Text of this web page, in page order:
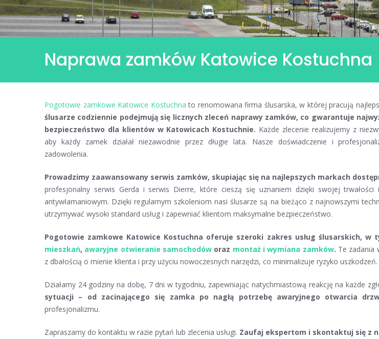
Naprawa zamków Katowice Kostuchna
Naprawa
zamków
Katowice
Kostuchna
Pogotowie zamkowe Katowice Kostuchna to renomowana firma ślusarska, w której pracują
ślusarze codziennie podejmują się licznych zleceń naprawy zamków, co gwarantuje
bezpieczeństwo dla klientów w Katowicach Kostuchnie. Każde zlecenie realizujemy z
aby każdy zamek działał niezawodnie przez długie lata. Nasze doświadczenie i
zadowolenia.
Prowadzimy zaawansowany serwis zamków, skupiając się na najlepszych markach
profesjonalny serwis Gerda i serwis Dierre, które cieszą się uznaniem dzięki swojej trwałości
antywłamaniowym. Dzięki regularnym szkoleniom nasi ślusarze są na bieżąco z najnowszymi
utrzymywać wysoki standard usług i zapewniać klientom maksymalne bezpieczeństwo.
Pogotowie zamkowe Katowice Kostuchna oferuje szeroki zakres usług ślusarskich, w
mieszkań, awaryjne otwieranie samochodów oraz montaż i wymiana zamków. Te zadania
z dbałością o mienie klienta i przy użyciu nowoczesnych narzędzi, co minimalizuje ryzyko uszkodzeń.
Działamy 24 godziny na dobę, 7 dni w tygodniu, zapewniając natychmiastową reakcję na każde
sytuacji – od zacinającego się zamka po nagłą potrzebę awaryjnego otwarcia
profesjonalizmu.
Zapraszamy do kontaktu w razie pytań lub zlecenia usługi. Zaufaj ekspertom i skontaktuj się z